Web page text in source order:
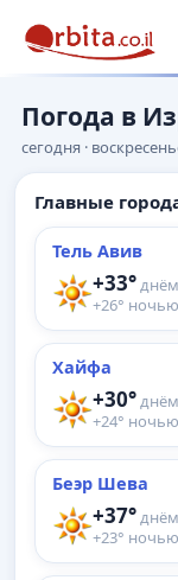
Погода в
сегодня ·
Главные
Тель Авив
+33°днём
+26° ночью
Хайфа
+30°днём
+24° ночью
Беэр Шева
+37°днём
+23° ночью